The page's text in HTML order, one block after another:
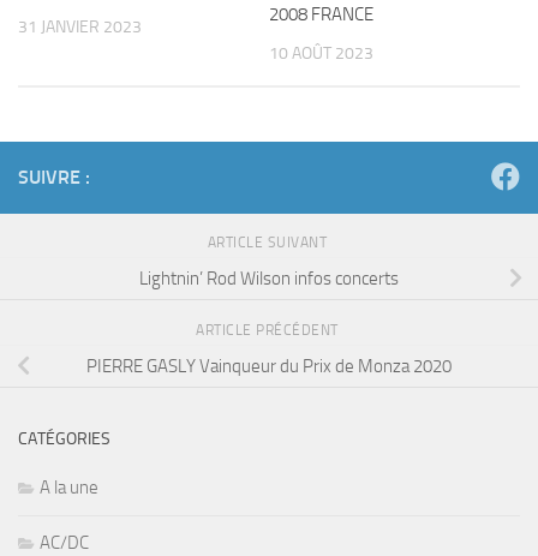
31 JANVIER 2023
2008 FRANCE
10 AOÛT 2023
SUIVRE :
ARTICLE SUIVANT
Lightnin’ Rod Wilson infos concerts
ARTICLE PRÉCÉDENT
PIERRE GASLY Vainqueur du Prix de Monza 2020
CATÉGORIES
A la une
AC/DC